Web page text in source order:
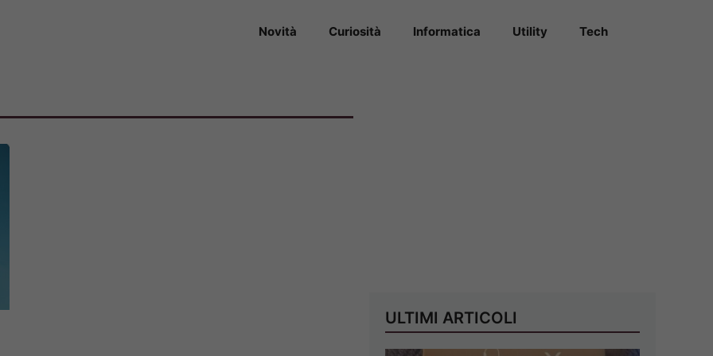
Novità Curiosità Informatica Utility Tech
ULTIMI ARTICOLI